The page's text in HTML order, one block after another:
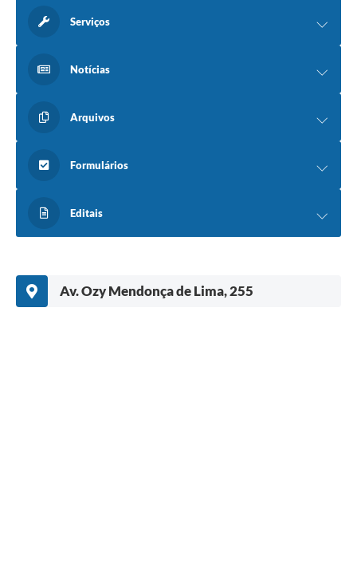
Serviços
Notícias
Arquivos
Formulários
Editais
Av. Ozy Mendonça de Lima, 255